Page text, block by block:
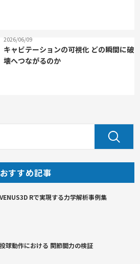
2026/06/09
キャビテーションの可視化 どの瞬間に破
壊へつながるのか
おすすめ記事
VENUS3D Rで実現する力学解析事例集
投球動作における 関節間力の検証